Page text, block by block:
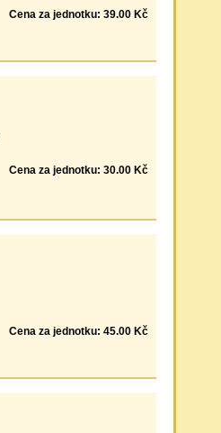
Cena za jednotku: 39.00 Kč
Cena za jednotku: 30.00 Kč
Cena za jednotku: 45.00 Kč